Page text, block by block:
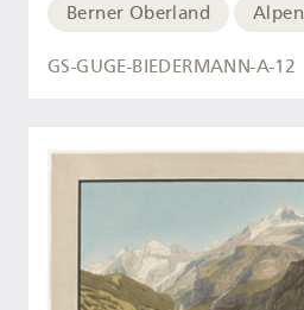
Berner Oberland
Alpen
GS-GUGE-BIEDERMANN-A-12